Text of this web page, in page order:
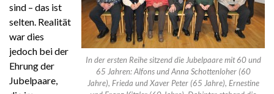
In der ersten Reihe sitzend die Jubelpaare mit 60 und
65 Jahren: Alfons und Anna Schottenloher (60
Jahre), Frieda und Xaver Peter (65 Jahre), Ernestine
sind – das ist
selten. Realität
war dies
jedoch bei der
Ehrung der
Jubelpaare,